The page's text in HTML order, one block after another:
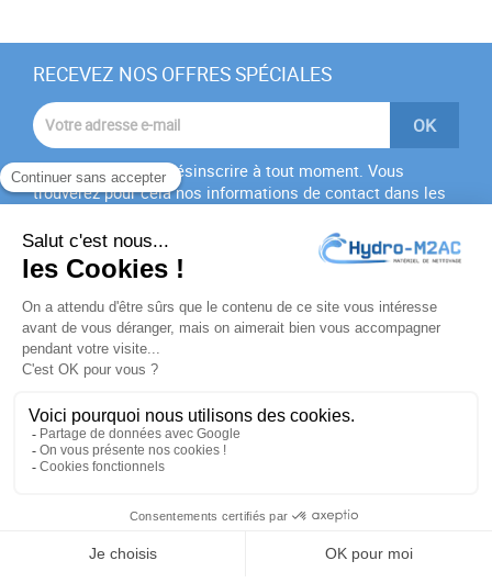
RECEVEZ NOS OFFRES SPÉCIALES
Vous pouvez vous désinscrire à tout moment. Vous
trouverez pour cela nos informations de contact dans les
J'accepte lesconditions générales
politique de
confidentialité
PRODUITS
NOTRE SOCIÉTÉ
VOTRE COMPTE